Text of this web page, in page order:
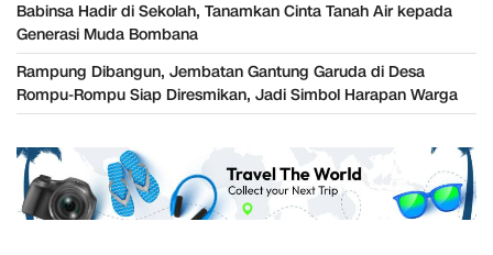
Babinsa Hadir di Sekolah, Tanamkan Cinta Tanah Air kepada
Generasi Muda Bombana
Rampung Dibangun, Jembatan Gantung Garuda di Desa
Rompu-Rompu Siap Diresmikan, Jadi Simbol Harapan Warga